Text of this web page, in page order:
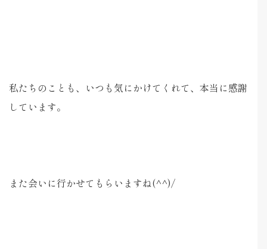
私たちのことも、いつも気にかけてくれて、本当に感謝
しています。
また会いに行かせてもらいますね(^^)/